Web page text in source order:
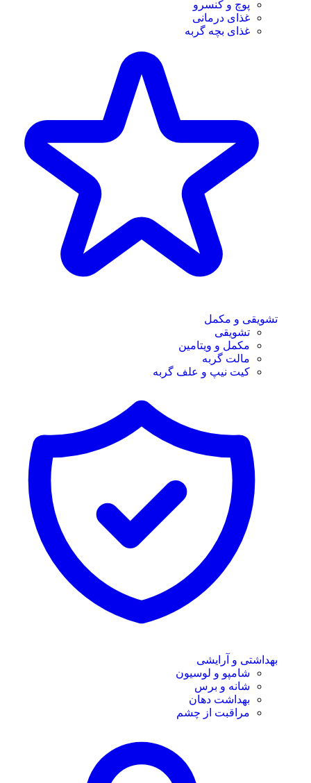
پوچ و کنسرو
غذای درمانی
غذای بچه گربه
تشویقی و مکمل
تشویقی
مکمل و ویتامین
مالت گربه
کیت نیپ و علف گربه
بهداشتی و آرایشی
شامپو و لوسیون
شانه و برس
بهداشت دهان
مراقبت از چشم